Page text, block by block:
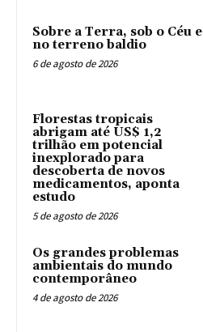
Sobre a Terra, sob o Céu e
no terreno baldio
6 de agosto de 2026
Florestas tropicais
abrigam até US$ 1,2
trilhão em potencial
inexplorado para
descoberta de novos
medicamentos, aponta
estudo
5 de agosto de 2026
Os grandes problemas
ambientais do mundo
contemporâneo
4 de agosto de 2026